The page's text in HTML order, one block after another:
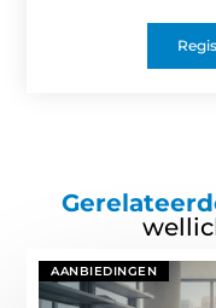
AANBIEDINGEN